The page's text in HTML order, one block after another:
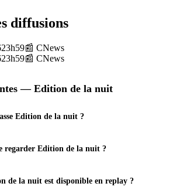
diffusions
23h59📰 CNews
23h59📰 CNews
— Edition de la nuit
Edition de la nuit ?
regarder Edition de la nuit ?
de la nuit est disponible en replay ?